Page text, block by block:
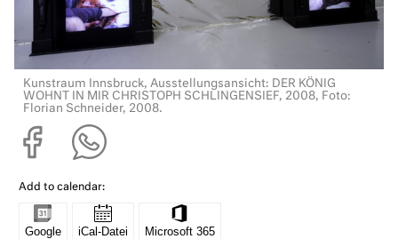
Kunstraum Innsbruck, Ausstellungsansicht: DER KÖNIG
WOHNT IN MIR CHRISTOPH SCHLINGENSIEF, 2008, Foto:
Florian Schneider, 2008.
Add to calendar: